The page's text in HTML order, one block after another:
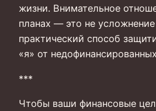
жизни. Внимательное
планах — это не
практический способ
«я» от
***
Чтобы ваши финансовые